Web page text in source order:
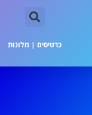
כרטיסים | מלונות